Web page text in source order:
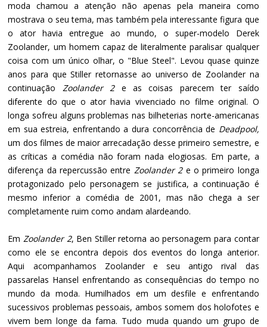
moda chamou a atenção não apenas pela maneira como
mostrava o seu tema, mas também pela interessante figura que
o ator havia entregue ao mundo, o super-modelo Derek
Zoolander, um homem capaz de literalmente paralisar qualquer
coisa com um único olhar, o "Blue Steel". Levou quase quinze
anos para que Stiller retornasse ao universo de Zoolander na
continuação Zoolander 2 e as coisas parecem ter saído
diferente do que o ator havia vivenciado no filme original. O
longa sofreu alguns problemas nas bilheterias norte-americanas
em sua estreia, enfrentando a dura concorrência de Deadpool,
um dos filmes de maior arrecadação desse primeiro semestre, e
as críticas a comédia não foram nada elogiosas. Em parte, a
diferença da repercussão entre Zoolander 2 e o primeiro longa
protagonizado pelo personagem se justifica, a continuação é
mesmo inferior a comédia de 2001, mas não chega a ser
completamente ruim como andam alardeando.
EmZoolander 2, Ben Stiller retorna ao personagem para contar
como ele se encontra depois dos eventos do longa anterior.
Aqui acompanhamos Zoolander e seu antigo rival das
passarelas Hansel enfrentando as consequências do tempo no
mundo da moda. Humilhados em um desfile e enfrentando
sucessivos problemas pessoais, ambos somem dos holofotes e
vivem bem longe da fama. Tudo muda quando um grupo de